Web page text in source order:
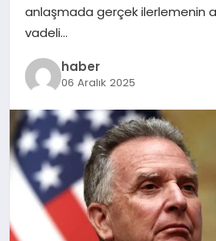
anlaşmada gerçek ilerlemenin
vadeli…
haber
06 Aralık 2025